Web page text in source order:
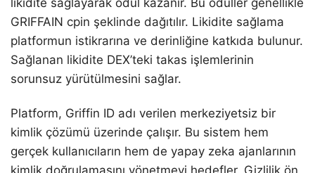
GRIFFAIN cpin şeklinde dağıtılır. Likidite sağlama
platformun istikrarına ve derinliğine katkıda bulunur.
Sağlanan likidite DEX’teki takas işlemlerinin
sorunsuz yürütülmesini sağlar.
Platform, Griffin ID adı verilen merkeziyetsiz bir
kimlik çözümü üzerinde çalışır. Bu sistem hem
gerçek kullanıcıların hem de yapay zeka ajanlarının
kimlik doğrulamasını yönetmeyi hedefler. Gizlilik ön